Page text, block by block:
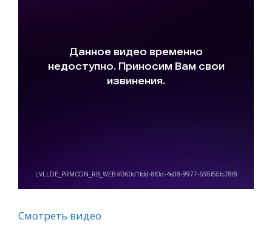
Смотреть видео